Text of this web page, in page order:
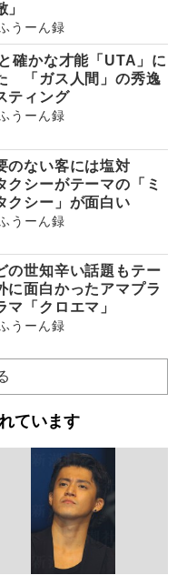
うーん録
確かな才能「UTA」に
「ガス人間」の秀逸
ティング
うーん録
のない客には塩対
シーがテーマの「ミ
クシー」が面白い
うーん録
の世知辛い話題もテー
面白かったアマプラ
マ「クロエマ」
うーん録
ています